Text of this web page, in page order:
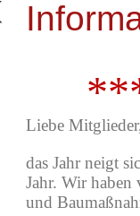
Liebe
das Jahr neigt
Jahr. Wir haben
und